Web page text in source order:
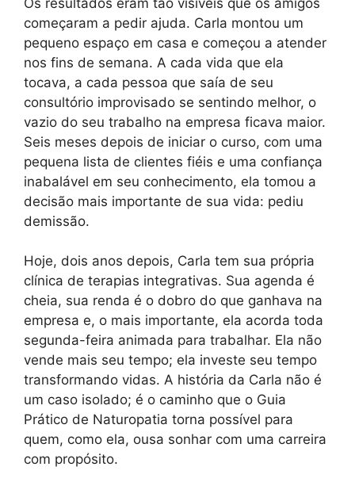
começaram a pedir ajuda. Carla montou um
pequeno espaço em casa e começou a atender
nos fins de semana. A cada vida que ela
tocava, a cada pessoa que saía de seu
consultório improvisado se sentindo melhor, o
vazio do seu trabalho na empresa ficava maior.
Seis meses depois de iniciar o curso, com uma
pequena lista de clientes fiéis e uma confiança
inabalável em seu conhecimento, ela tomou a
decisão mais importante de sua vida: pediu
demissão.
Hoje, dois anos depois, Carla tem sua própria
clínica de terapias integrativas. Sua agenda é
cheia, sua renda é o dobro do que ganhava na
empresa e, o mais importante, ela acorda toda
segunda-feira animada para trabalhar. Ela não
vende mais seu tempo; ela investe seu tempo
transformando vidas. A história da Carla não é
um caso isolado; é o caminho que o Guia
Prático de Naturopatia torna possível para
quem, como ela, ousa sonhar com uma carreira
com propósito.